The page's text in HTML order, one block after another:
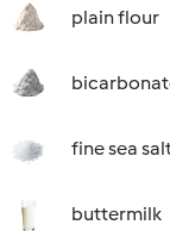
plain flour
fine sea
buttermilk